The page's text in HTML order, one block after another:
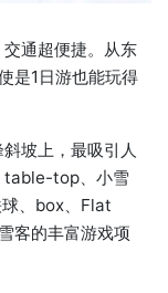
通超便捷。从东
是1日游也能玩得
坡上，最吸引人
table-top、小雪
、box、Flat
客的丰富游戏项